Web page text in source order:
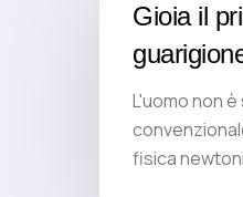
Gioia il
L'uomo non
fisica